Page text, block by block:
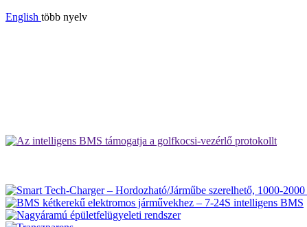
English több nyelv